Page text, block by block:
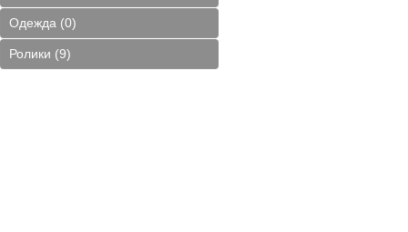
Одежда (0)
Ролики (9)